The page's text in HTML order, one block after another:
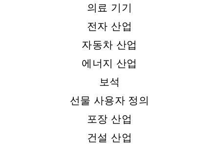
의료 기기
전자 산업
자동차 산업
에너지 산업
보석
선물 사용자 정의
포장 산업
건설 산업